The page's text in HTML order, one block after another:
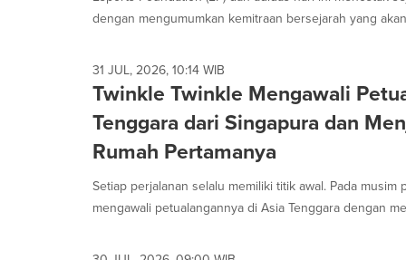
dengan mengumumkan kemitraan bersejarah yang
31 JUL, 2026, 10:14 WIB
Twinkle Twinkle Mengawali
Tenggara dari Singapura dan
Rumah Pertamanya
Setiap perjalanan selalu memiliki titik awal. Pada musim
mengawali petualangannya di Asia Tenggara dengan